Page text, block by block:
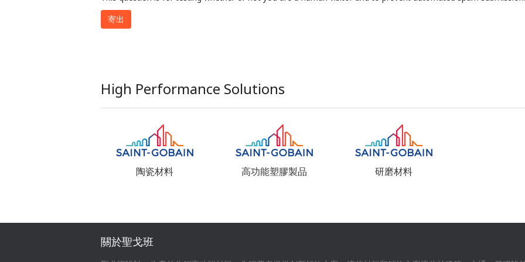
High Performance Solutions
陶瓷材料 高功能塑膠製品 研磨材料
關於聖戈班